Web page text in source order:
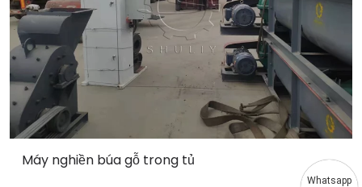
Máy nghiền búa gỗ trong tủ
Whatsapp